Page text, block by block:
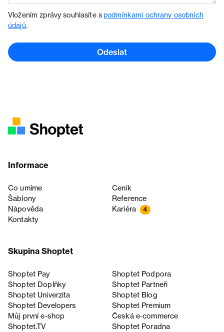
Vložením zprávy souhlasíte spodmínkami ochrany osobních
údajů.
Odeslat
Informace
Co umíme
Ceník
Šablony
Reference
Nápověda
Kariéra 4
Kontakty
Skupina Shoptet
Shoptet Pay
Shoptet Podpora
Shoptet Doplňky
Shoptet Partneři
Shoptet Univerzita
Shoptet Blog
Shoptet Developers
Shoptet Premium
Můj první e-shop
Česká e‑commerce
Shoptet.TV
Shoptet Poradna